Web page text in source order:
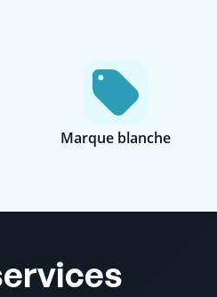
Marque blanche